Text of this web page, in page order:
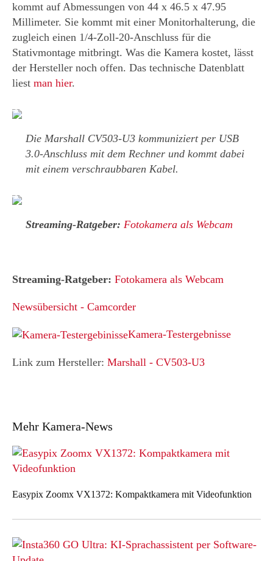
kommt auf Abmessungen von 44 x 46.5 x 47.95
Millimeter. Sie kommt mit einer Monitorhalterung, die
zugleich einen 1/4-Zoll-20-Anschluss für die
Stativmontage mitbringt. Was die Kamera kostet, lässt
der Hersteller noch offen. Das technische Datenblatt
liest man hier.
Die Marshall CV503-U3 kommuniziert per USB
3.0-Anschluss mit dem Rechner und kommt dabei
mit einem verschraubbaren Kabel.
Streaming-Ratgeber: Fotokamera als Webcam
Streaming-Ratgeber: Fotokamera als Webcam
Newsübersicht - Camcorder
Kamera-Testergebnisse
Link zum Hersteller: Marshall - CV503-U3
Mehr Kamera-News
Easypix Zoomx VX1372: Kompaktkamera mit Videofunktion